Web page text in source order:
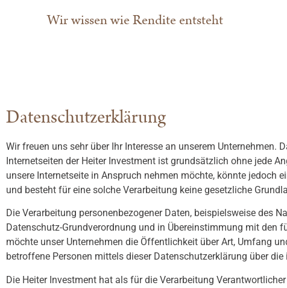
Wir wissen wie Rendite entsteht
Datenschutzerklärung
Wir freuen uns sehr über Ihr Interesse an unserem
Internetseiten der Heiter Investment ist grundsätzlich ohne jede
unsere Internetseite in Anspruch nehmen möchte, könnte jedoch
und besteht für eine solche Verarbeitung keine gesetzliche
Die Verarbeitung personenbezogener Daten, beispielsweise des
Datenschutz-Grundverordnung und in Übereinstimmung mit den
möchte unser Unternehmen die Öffentlichkeit über Art, Umfang
betroffene Personen mittels dieser Datenschutzerklärung über
Die Heiter Investment hat als für die Verarbeitung